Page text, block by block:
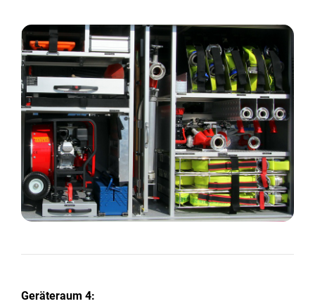
Geräteraum 4: